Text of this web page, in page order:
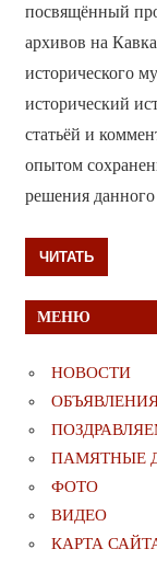
посвящённый
архивов на
исторического
исторический
статьёй и
опытом
решения
ЧИТАТЬ
МЕНЮ
НОВОСТИ
ПАМЯТНЫЕ
ФОТО
ВИДЕО
КАРТА